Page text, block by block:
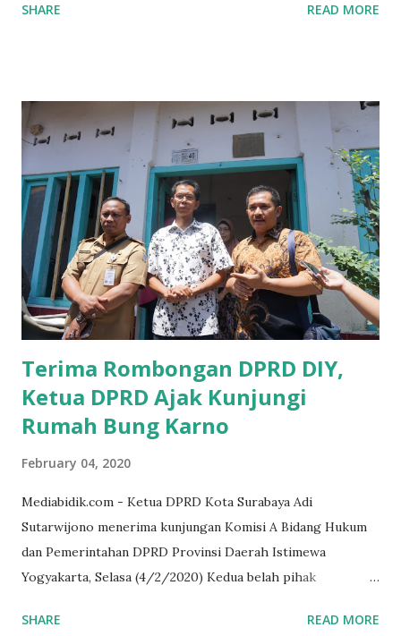
UMKM di Jatim. Namun Chusainuddin,S.Sos Anggota Komisi
yang sebenarnya ada dana pinjaman lunak untuk mereka. "
Ketika saya menjalankan Reses di Blitar,Kediri dan
Tulungagung , banyak masyarakat sana tak mengetahui ada
dana pinjaman lunak di Bank UMKM untuk para pelaku
UMKM, karena sebenarnya jika Pemprov serius
memberikan sosialisasi sampai ke tingkat desa,maka saya
yakin masyarakat sangat senang sekali," ucap pria yang
akrab dipanggil Gus Udin tersebut. Apalagi menyambut
MEA, seharusnya pelaku UMKM sudah mengerti kalau ada
dana pinjaman unt...
SHARE READ MORE
Terima Rombongan DPRD DIY,
Ketua DPRD Ajak Kunjungi
Rumah Bung Karno
February 04, 2020
Mediabidik.com - Ketua DPRD Kota Surabaya Adi
Sutarwijono menerima kunjungan Komisi A Bidang Hukum
dan Pemerintahan DPRD Provinsi Daerah Istimewa
Yogyakarta, Selasa (4/2/2020) Kedua belah pihak
memperkuat Demokrasi Pancasila. Turut dalam rombongan
SHARE READ MORE